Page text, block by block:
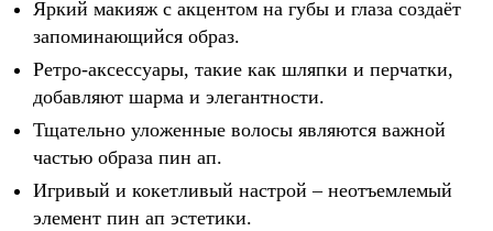
Яркий макияж с акцентом на губы и глаза создаёт
запоминающийся образ.
Ретро-аксессуары, такие как шляпки и перчатки,
добавляют шарма и элегантности.
Тщательно уложенные волосы являются важной
частью образа пин ап.
Игривый и кокетливый настрой – неотъемлемый
элемент пин ап эстетики.